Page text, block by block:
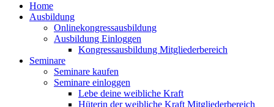
Home
Ausbildung
Onlinekongressausbildung
Ausbildung Einloggen
Kongressausbildung Mitgliederbereich
Seminare
Seminare kaufen
Seminare einloggen
Lebe deine weibliche Kraft
Hüterin der weibliche Kraft Mitgliederbereich